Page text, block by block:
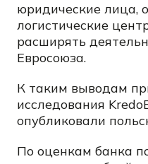
юридические лица,
логистические
расширять
Евросоюза.
К таким выводам
исследования
опубликовали
По оценкам банка